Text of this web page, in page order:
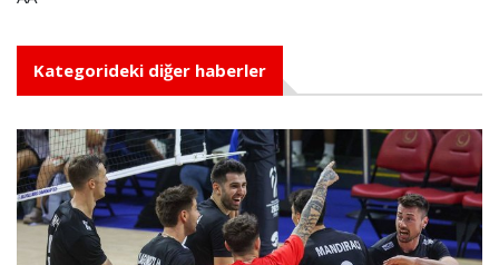
Kategorideki diğer haberler